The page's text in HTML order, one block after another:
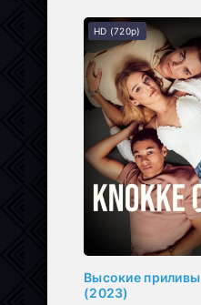
Высокие приливы
(2023)
HD (720p)